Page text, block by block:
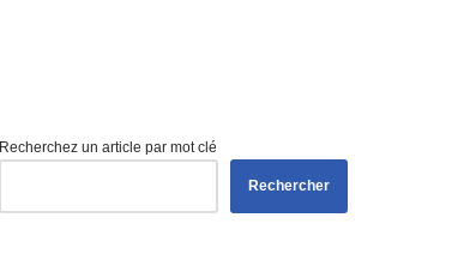
Recherchez un article par mot clé
Rechercher